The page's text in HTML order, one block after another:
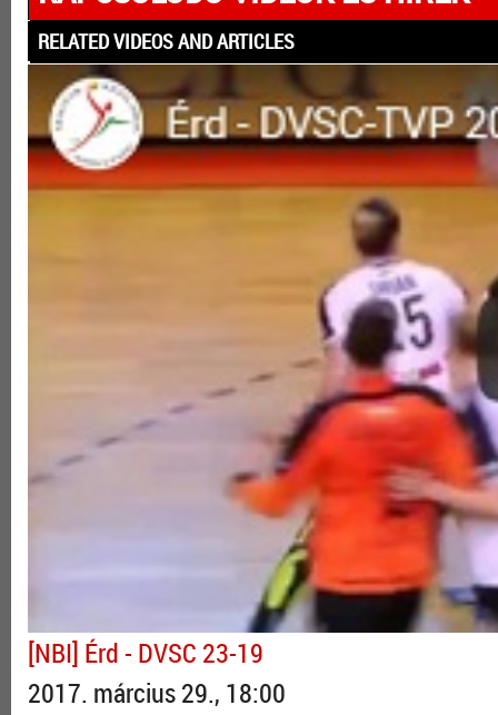
RELATED VIDEOS AND ARTICLES
[NBI] Érd - DVSC 23-19
2017. március 29., 18:00